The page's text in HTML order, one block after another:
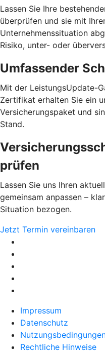
Lassen Sie Ihre
überprüfen und sie mit
Unternehmenssituation
Risiko, unter- oder
Umfassender
Mit der LeistungsUpdate-
Zertifikat erhalten Sie ein
Versicherungspaket und
Stand.
prüfen
Lassen Sie uns Ihren
gemeinsam anpassen –
Situation bezogen.
Jetzt Termin vereinbaren
Impressum
Datenschutz
Rechtliche Hinweise